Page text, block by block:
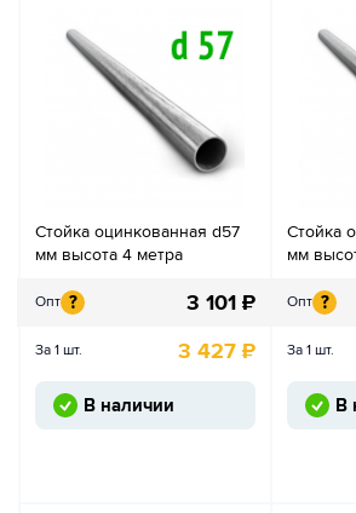
Стойка оцинкованная d57
мм высота 4 метра
Опт ? 3 101 ₽
За 1 шт. 3 427 ₽
В наличии
Стойка
мм
Опт ?
За 1 шт.
В